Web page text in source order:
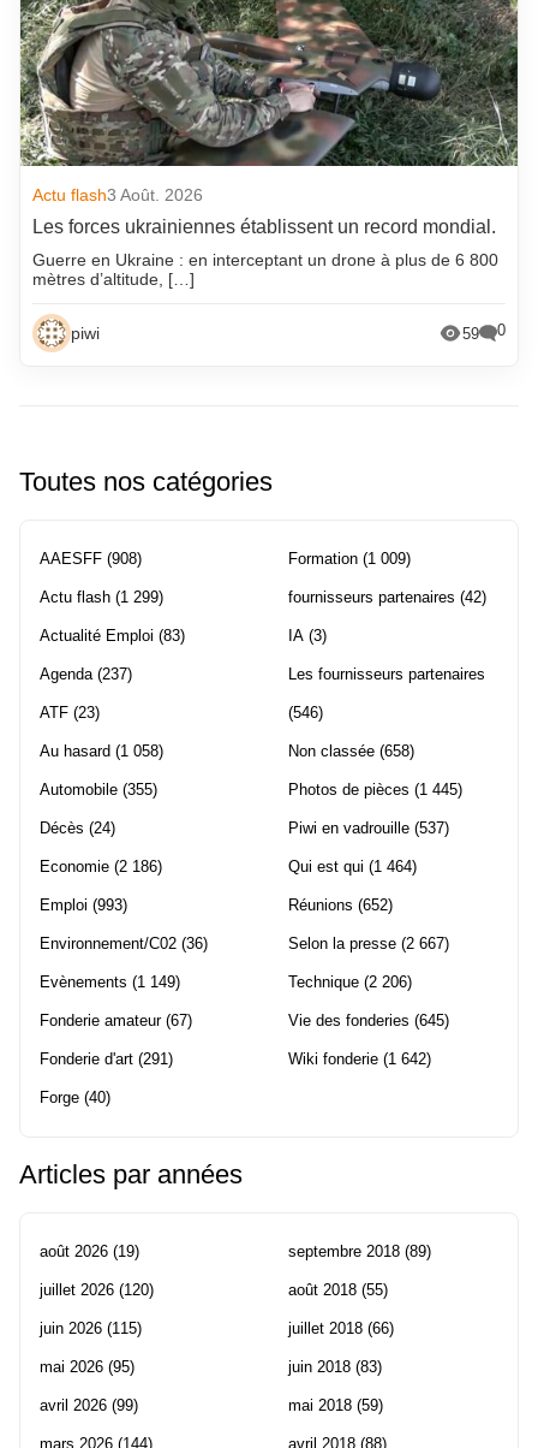
Actu flash3 Août. 2026
Les forces ukrainiennes établissent un record mondial.
Guerre en Ukraine : en interceptant un drone à plus de 6 800
mètres d’altitude, […]
piwi 59 0
Toutes nos catégories
AAESFF (908)
Actu flash (1 299)
Actualité Emploi (83)
Agenda(237)
ATF (23)
Au hasard (1 058)
Automobile (355)
Décès (24)
Economie (2 186)
Emploi (993)
Environnement/C02 (36)
Evènements (1 149)
Fonderie amateur(67)
Fonderie d'art (291)
Forge (40)
Formation (1 009)
fournisseurs partenaires (42)
IA (3)
Les fournisseurs partenaires
(546)
Non classée (658)
Photos de pièces (1 445)
Piwi en vadrouille (537)
Qui est qui (1 464)
Réunions (652)
Selon la presse (2 667)
Technique (2 206)
Vie des fonderies (645)
Wiki fonderie (1 642)
Articles par années
août 2026 (19)
juillet 2026 (120)
juin 2026 (115)
mai 2026 (95)
avril 2026 (99)
mars 2026 (144)
septembre 2018 (89)
août 2018 (55)
juillet 2018 (66)
juin 2018 (83)
mai 2018 (59)
avril 2018 (88)